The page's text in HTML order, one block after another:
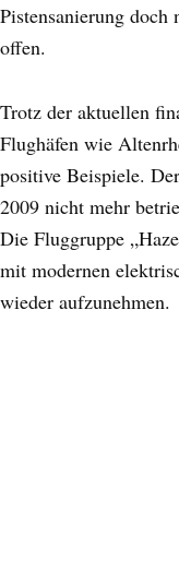
Pistensanierung
offen.
Trotz der aktuellen
Flughäfen wie
positive Beispiele.
2009 nicht mehr
Die Fluggruppe
mit modernen
wieder aufzunehmen.